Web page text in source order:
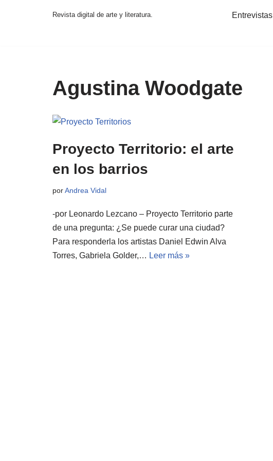
Revista digital de arte y literatura. Entrevistas
Agustina Woodgate
Proyecto Territorio: el arte
en los barrios
porAndrea Vidal
-por Leonardo Lezcano – Proyecto Territorio parte
de una pregunta: ¿Se puede curar una ciudad?
Para responderla los artistas Daniel Edwin Alva
Torres, Gabriela Golder,… Leer más »